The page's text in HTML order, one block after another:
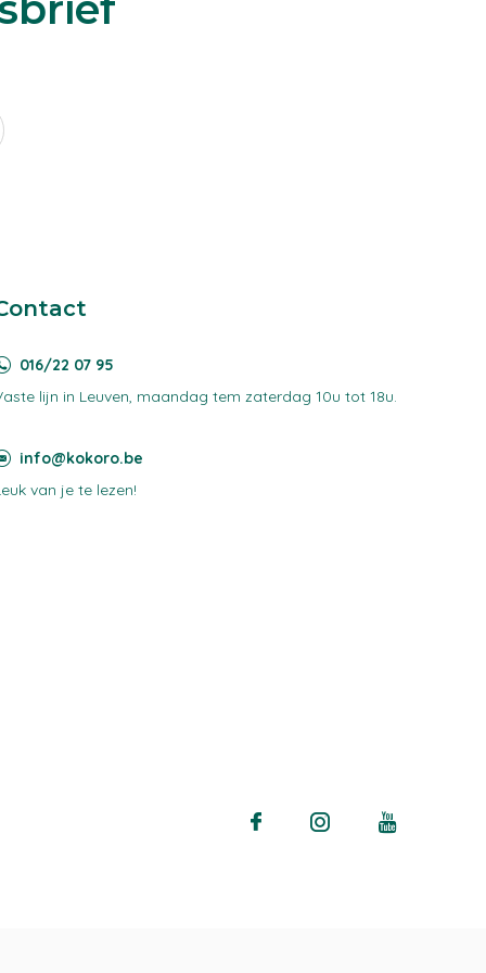
016/22 07 95
lijn in Leuven, maandag tem zaterdag 10u tot 18u.
info@kokoro.be
van je te lezen!